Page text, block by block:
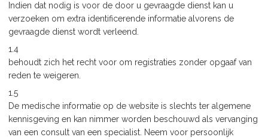
Indien dat nodig is voor de door u gevraagde dienst kan u
verzoeken om extra identificerende informatie alvorens de
gevraagde dienst wordt verleend.
1.4
behoudt zich het recht voor om registraties zonder opgaaf van
reden te weigeren.
1.5
De medische informatie op de website is slechts ter algemene
kennisgeving en kan nimmer worden beschouwd als vervanging
van een consult van een specialist. Neem voor persoonlijk